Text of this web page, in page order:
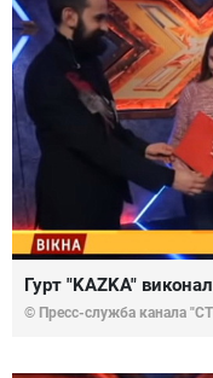
Гурт "KAZKA"
© Пресс-служба канала